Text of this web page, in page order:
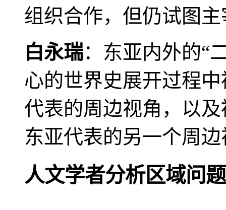
组织合作，但仍试图
白永瑞：东亚内外的“
心的世界史展开过程
代表的周边视角，以
东亚代表的另一个周
人文学者分析区域问题